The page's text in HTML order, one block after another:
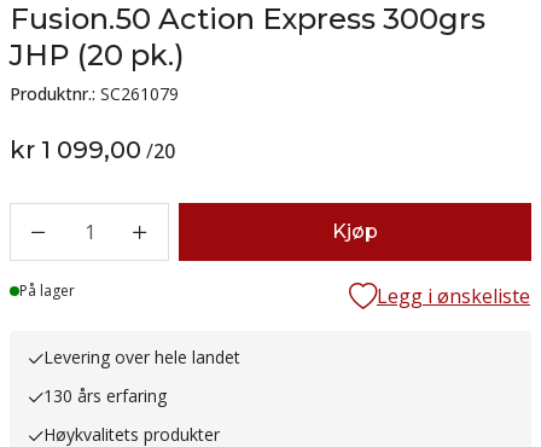
Fusion.50 Action Express 300grs
JHP (20 pk.)
Produktnr.: SC261079
kr 1 099,00 /20
1 Kjøp
Lager
På lager Legg i ønskeliste
Levering over hele landet
130 års erfaring
Høykvalitets produkter